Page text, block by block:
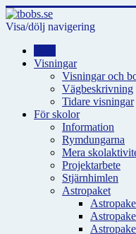
Visa/dölj navigering
Visningar
Visningar och
Vägbeskrivning
Tidare visningar
För skolor
Information
Rymdungarna
Mera
Projektarbete
Stjärnhimlen
Astropaket